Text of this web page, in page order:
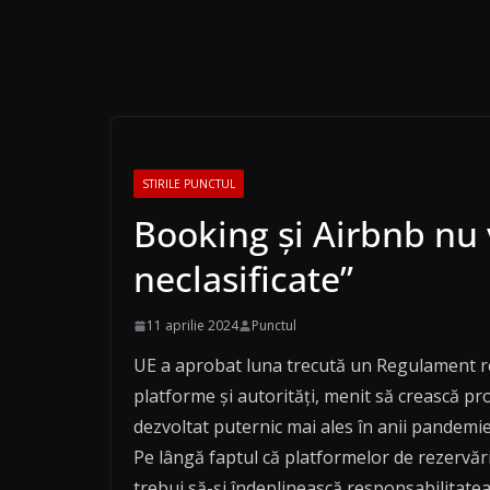
STIRILE PUNCTUL
Booking și Airbnb
neclasificate”
11 aprilie 2024 Punctul
UE a aprobat luna trecută un Regulament
platforme și autorități, menit să crească
dezvoltat puternic mai ales în anii
Pe lângă faptul că platformelor de